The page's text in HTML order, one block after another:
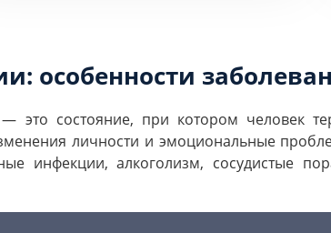
особенности
это состояние, при котором человек
личности и эмоциональные
инфекции, алкоголизм, сосудистые